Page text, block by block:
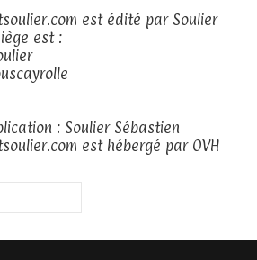
est édité par Soulier
est :
: Soulier Sébastien
est hébergé par OVH